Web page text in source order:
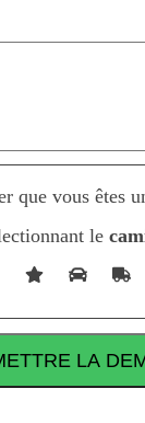
que vous êtes
le